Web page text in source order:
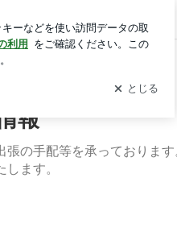
ログイン
報
の手配等を承っておりま
ます。